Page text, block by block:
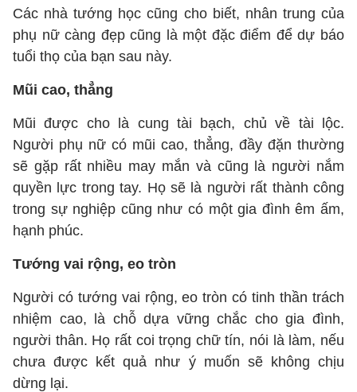
Các nhà tướng học cũng cho biết, nhân trung của
phụ nữ càng đẹp cũng là một đặc điểm để dự báo
tuổi thọ của bạn sau này.
Mũi cao, thẳng
Mũi được cho là cung tài bạch, chủ về tài lộc.
Người phụ nữ có mũi cao, thẳng, đầy đặn thường
sẽ gặp rất nhiều may mắn và cũng là người nắm
quyền lực trong tay. Họ sẽ là người rất thành công
trong sự nghiệp cũng như có một gia đình êm ấm,
hạnh phúc.
Tướng vai rộng, eo tròn
Người có tướng vai rộng, eo tròn có tinh thần trách
nhiệm cao, là chỗ dựa vững chắc cho gia đình,
người thân. Họ rất coi trọng chữ tín, nói là làm, nếu
chưa được kết quả như ý muốn sẽ không chịu
dừng lại.